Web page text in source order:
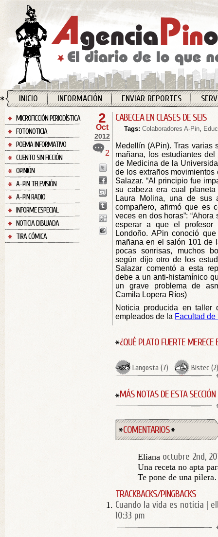
INICIO INFORMACIÓN ENVIAR REPORTES
MICROFICCIÓN PERIODÍSTICA
FOTONOTICIA
POEMA INFORMATIVO
CUENTO SIN FICCIÓN
OPINIÓN
A-PIN TELEVISIÓN
A-PIN RADIO
INFORME ESPECIAL
NOTICIA DIBUJADA
TIRA CÓMICA
2
Oct
2012
2
CABECEA EN CLASES DE SEIS
Tags: Colaboradores A-Pin,
Medellín (APin). Tras varias
mañana, los estudiantes
de Medicina de la
de los extraños
Salazar. “Al principio fue
su cabeza era cual
Laura Molina, una de sus
compañero, afirmó que es
veces en dos horas”:
esperar a que el profesor
Londoño. APin conoció
mañana en el salón 101 de
pocas sonrisas, muchos
según dijo otro de los
Salazar comentó a esta
debe a un anti-histamínico
un grave problema de
Camila Lopera Ríos)
Noticia producida en taller
empleados de la Facultad
¿QUÉ PLATO FUERTE MERECE
Langosta (7) Bistec (2)
MÁS NOTAS DE ESTA SECCIÓN
COMENTARIOS
Eliana octubre 2nd,
Una receta no apta
Te pone de una
TRACKBACKS/PINGBACKS
Cuando la vida es noticia |
10:33 pm